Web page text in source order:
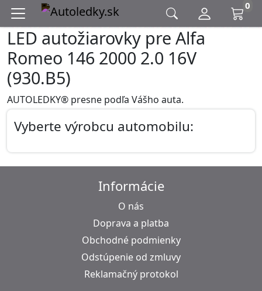
0
LED autožiarovky pre Alfa
Romeo 146 2000 2.0 16V
(930.B5)
AUTOLEDKY® presne podľa Vášho auta.
Vyberte výrobcu automobilu:
Informácie
O nás
Doprava a platba
Obchodné podmienky
Odstúpenie od zmluvy
Reklamačný protokol